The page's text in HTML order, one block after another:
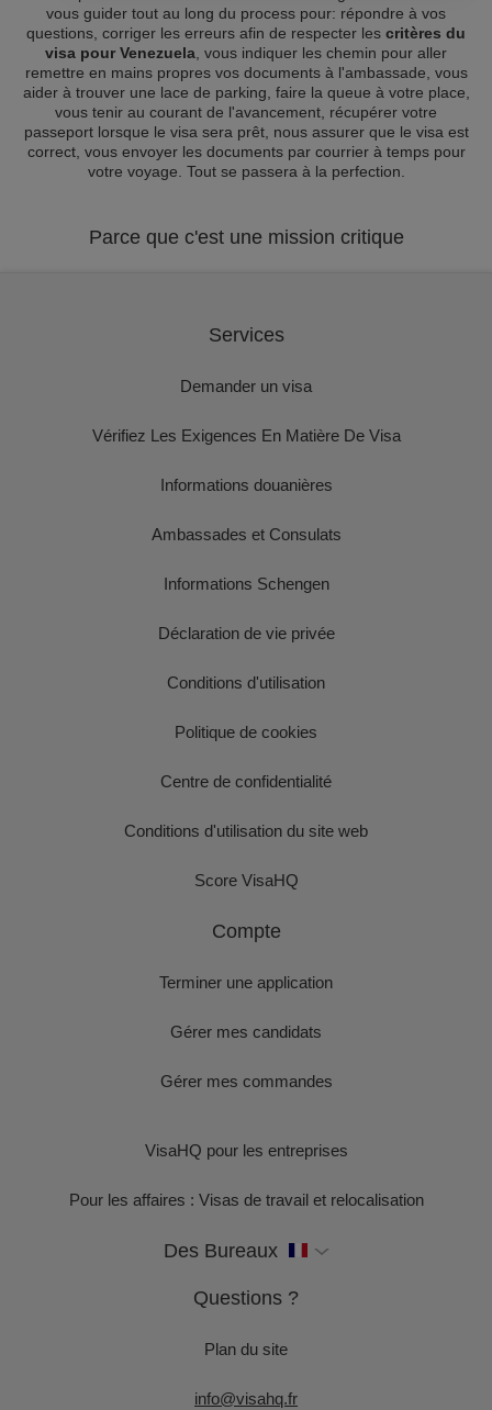
vous guider tout au long du process pour: répondre à vos
questions, corriger les erreurs afin de respecter les critères du
visa pour Venezuela , vous indiquer les chemin pour aller
remettre en mains propres vos documents à l'ambassade, vous
aider à trouver une lace de parking, faire la queue à votre place,
vous tenir au courant de l'avancement, récupérer votre
passeport lorsque le visa sera prêt, nous assurer que le visa est
correct, vous envoyer les documents par courrier à temps pour
votre voyage. Tout se passera à la perfection.
Parce que c'est une mission critique
Services
Demander un visa
Vérifiez Les Exigences En Matière De Visa
Informations douanières
Ambassades et Consulats
Informations Schengen
Déclaration de vie privée
Conditions d'utilisation
Politique de cookies
Centre de confidentialité
Conditions d'utilisation du site web
Score VisaHQ
Compte
Terminer une application
Gérer mes candidats
Gérer mes commandes
VisaHQ pour les entreprises
Pour les affaires : Visas de travail et relocalisation
Des Bureaux
Questions ?
Plan du site
info@visahq.fr